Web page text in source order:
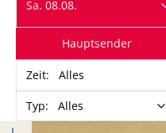
Sa. 08.08.
Hauptsender
Zeit: Alles
Typ: Alles